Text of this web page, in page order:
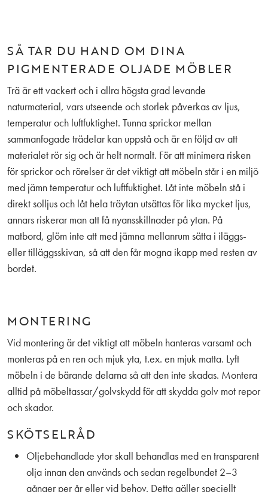
SÅ TAR DU HAND OM DINA
PIGMENTERADE OLJADE MÖBLER
Trä är ett vackert och i allra högsta grad levande
naturmaterial, vars utseende och storlek påverkas av ljus,
temperatur och luftfuktighet. Tunna sprickor mellan
sammanfogade trädelar kan uppstå och är en följd av att
materialet rör sig och är helt normalt. För att minimera risken
för sprickor och rörelser är det viktigt att möbeln står i en miljö
med jämn temperatur och luftfuktighet. Låt inte möbeln stå i
direkt solljus och låt hela träytan utsättas för lika mycket ljus,
annars riskerar man att få nyansskillnader på ytan. På
matbord, glöm inte att med jämna mellanrum sätta i iläggs-
eller tilläggsskivan, så att den får mogna ikapp med resten av
bordet.
MONTERING
Vid montering är det viktigt att möbeln hanteras varsamt och
monteras på en ren och mjuk yta, t.ex. en mjuk matta. Lyft
möbeln i de bärande delarna så att den inte skadas. Montera
alltid på möbeltassar/golvskydd för att skydda golv mot repor
och skador.
SKÖTSELRÅD
Oljebehandlade ytor skall behandlas med en transparent
olja innan den används och sedan regelbundet 2–3
gånger per år eller vid behov. Detta gäller speciellt